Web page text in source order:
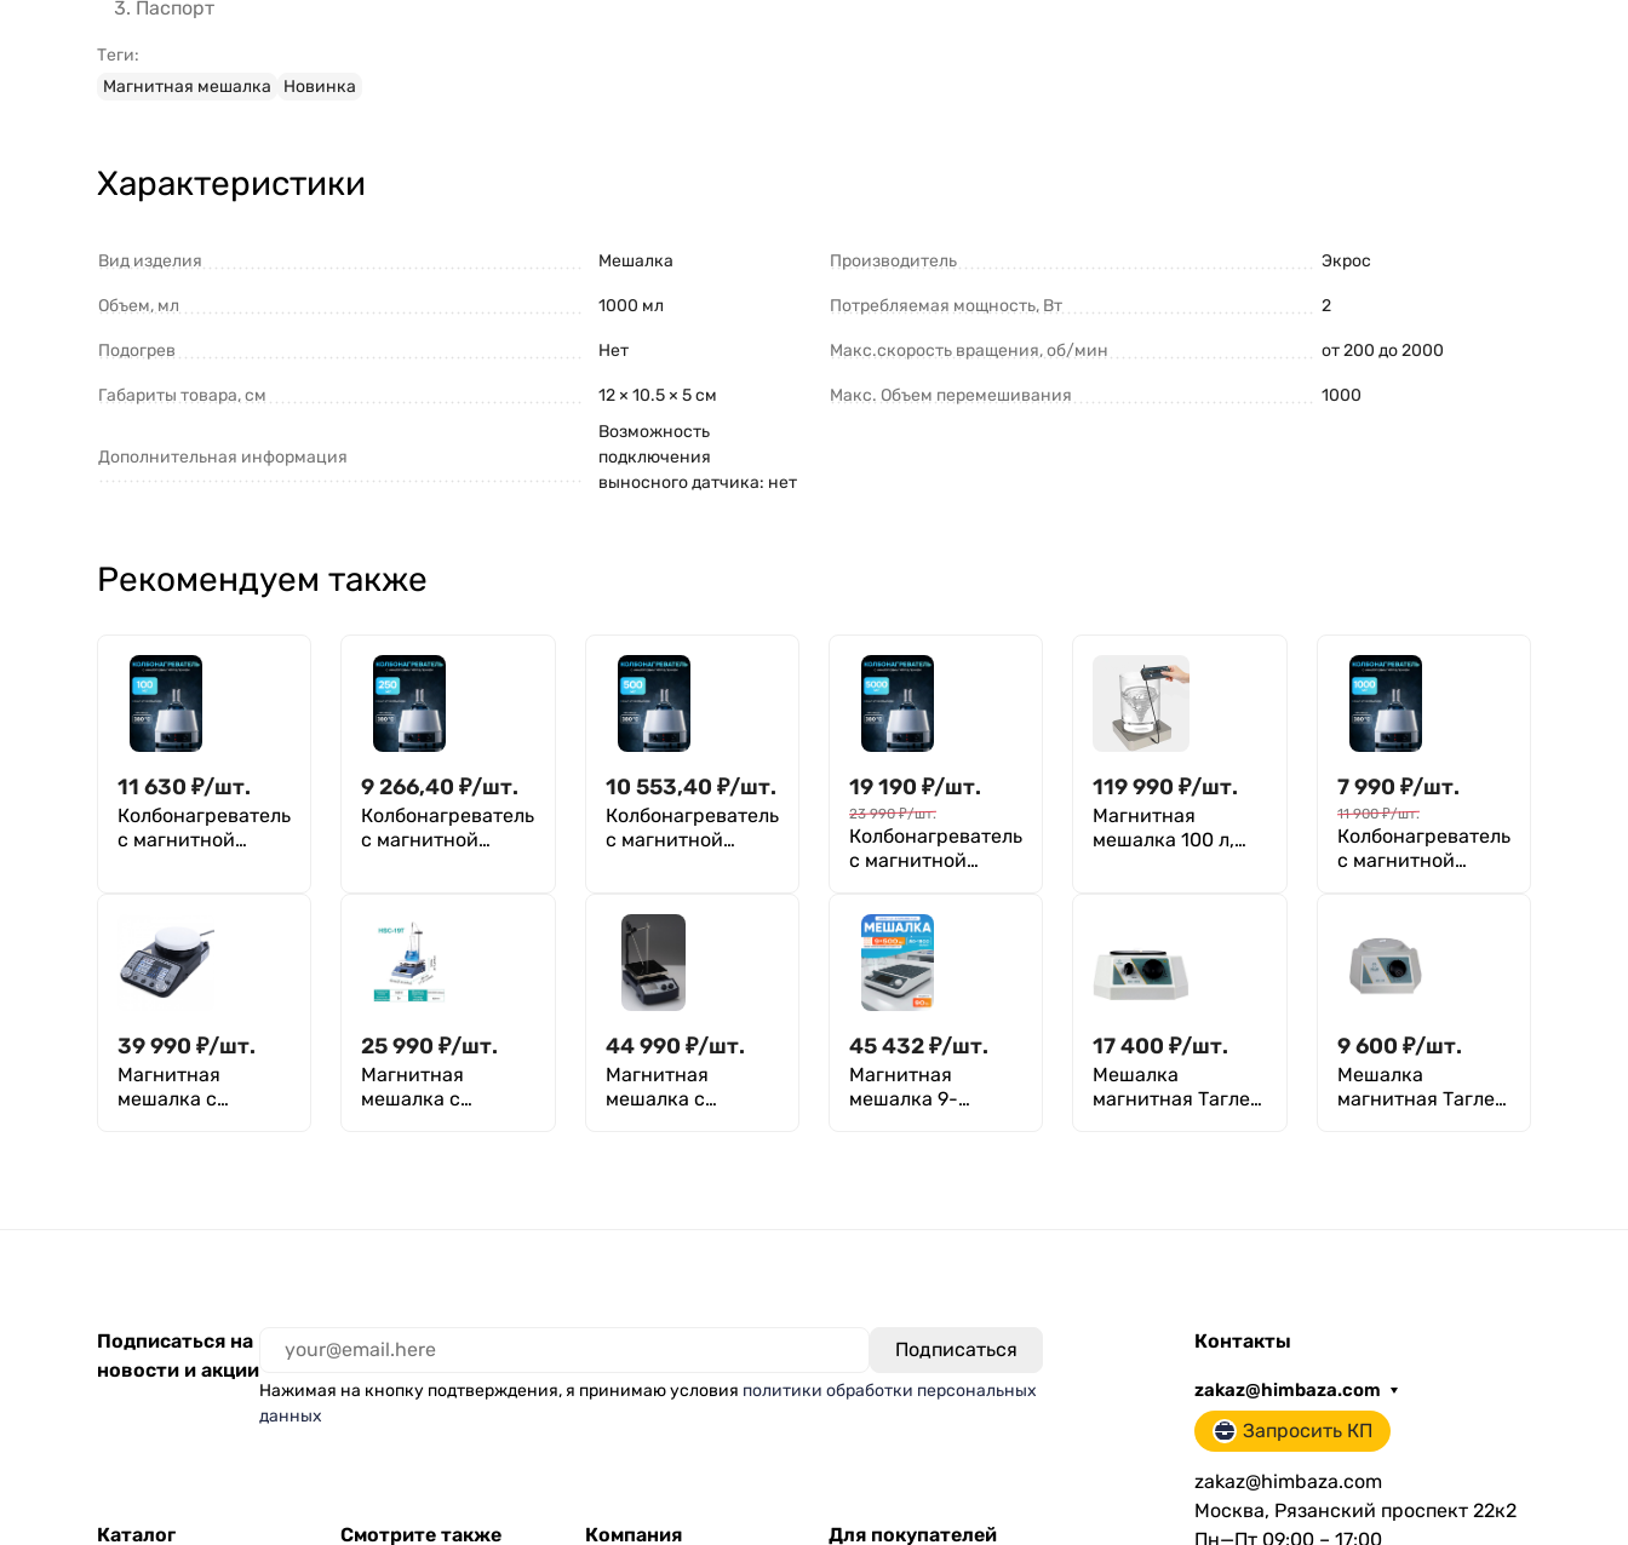
Паспорт
Теги:
Магнитная мешалка
Новинка
Характеристики
Вид изделия Мешалка
Объем, мл 1000 мл
Подогрев Нет
Габариты товара, см 12 × 10.5 × 5 см
Дополнительная информация
Возможность
подключения
выносного датчика: нет
Производитель Экрос
Потребляемая мощность, Вт 2
Макс.скорость вращения, об/мин от 200 до 2000
Макс. Объем перемешивания 1000
Рекомендуем также
11 630 ₽/шт.
Колбонагреватель
с магнитной
нагрев до 380°C,
Лаборио HMS-100
9 266,40 ₽/шт.
Колбонагреватель
с магнитной
нагрев до 380°C,
Лаборио HMS-250
10 553,40 ₽/шт.
Колбонагреватель
с магнитной
управление,
нагрев до 380°C,
Лаборио HMS-500
19 190 ₽/шт.
23 990 ₽/шт.
Колбонагреватель
с магнитной
управление,
нагрев до 380°C,
Лаборио HMS-
5000
119 990 ₽/шт.
Магнитная
мешалка 100 л,
7 990 ₽/шт.
11 900 ₽/шт.
Колбонагреватель
с магнитной
нагрев до 380°C,
Лаборио HMS-
39 990 ₽/шт.
Магнитная
мешалка с
25 990 ₽/шт.
Магнитная
мешалка с
44 990 ₽/шт.
Магнитная
мешалка c
45 432₽/шт.
Магнитная
мешалка 9-
17 400 ₽/шт.
Мешалка
магнитная Таглер
9 600 ₽/шт.
Мешалка
магнитная Таглер
Подписаться на
новости и акции
Нажимая на кнопку подтверждения, я принимаю условия политики обработки персональных
данных
Каталог Смотрите также Компания Для покупателей
Контакты
zakaz@himbaza.com
Запросить КП
zakaz@himbaza.com
Москва, Рязанский проспект 22к2
Пн—Пт 09:00 – 17:00